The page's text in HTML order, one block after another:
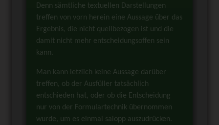
Denn sämtliche textuellen Darstellungen
treffen von vorn herein eine Aussage über das
Ergebnis, die nicht quellbezogen ist und die
damit nicht mehr entscheidungsoffen sein
kann.
Man kann letzlich keine Aussage darüber
treffen, ob der Ausfüller tatsächlich
entschieden hat, oder ob die Entscheidung
nur von der Formulartechnik übernommen
wurde, um es einmal salopp auszudrücken.